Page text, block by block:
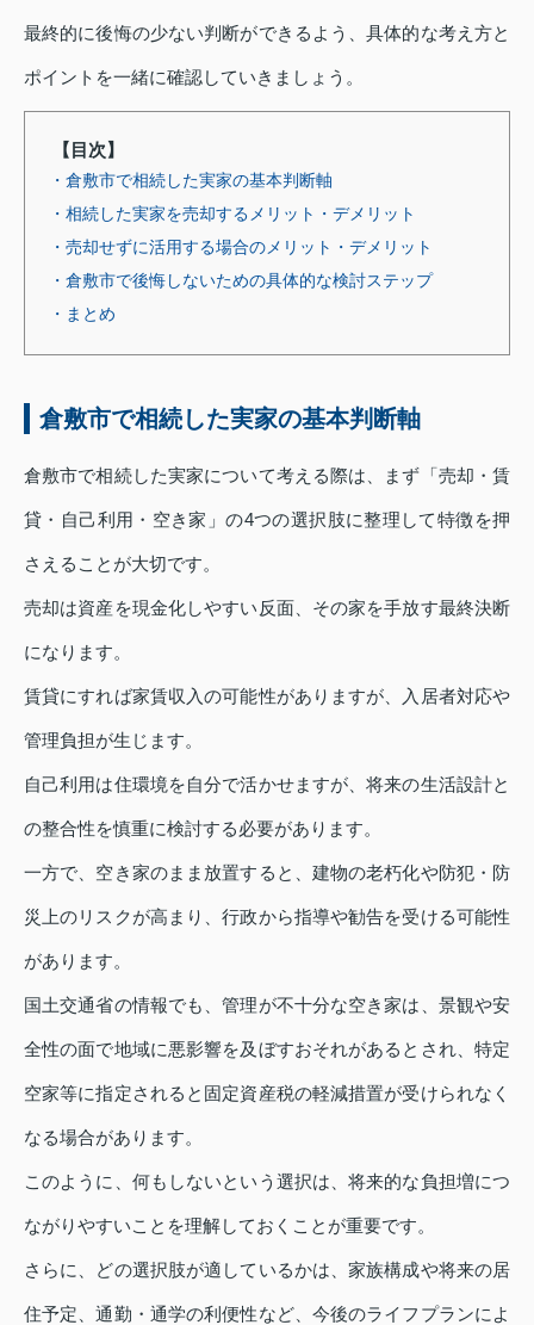
最終的に後悔の少ない判断ができるよう、具体的な考え方と
ポイントを一緒に確認していきましょう。
【目次】
・倉敷市で相続した実家の基本判断軸
・相続した実家を売却するメリット・デメリット
・売却せずに活用する場合のメリット・デメリット
・倉敷市で後悔しないための具体的な検討ステップ
・まとめ
倉敷市で相続した実家の基本判断軸
倉敷市で相続した実家について考える際は、まず「売却・賃
貸・自己利用・空き家」の4つの選択肢に整理して特徴を押
さえることが大切です。
売却は資産を現金化しやすい反面、その家を手放す最終決断
になります。
賃貸にすれば家賃収入の可能性がありますが、入居者対応や
管理負担が生じます。
自己利用は住環境を自分で活かせますが、将来の生活設計と
の整合性を慎重に検討する必要があります。
一方で、空き家のまま放置すると、建物の老朽化や防犯・防
災上のリスクが高まり、行政から指導や勧告を受ける可能性
があります。
国土交通省の情報でも、管理が不十分な空き家は、景観や安
全性の面で地域に悪影響を及ぼすおそれがあるとされ、特定
空家等に指定されると固定資産税の軽減措置が受けられなく
なる場合があります。
このように、何もしないという選択は、将来的な負担増につ
ながりやすいことを理解しておくことが重要です。
さらに、どの選択肢が適しているかは、家族構成や将来の居
住予定、通勤・通学の利便性など、今後のライフプランによ